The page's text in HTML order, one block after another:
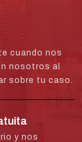
cuando nos
nosotros al
sobre tu caso.
y nos